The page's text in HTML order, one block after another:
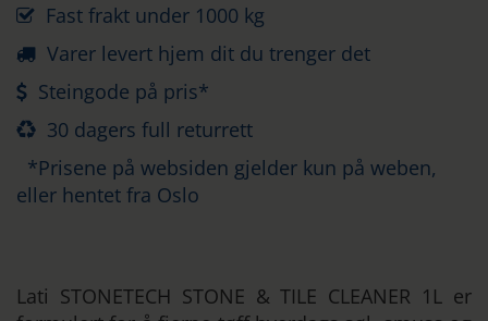
Fast frakt under 1000 kg
Varer levert hjem dit du trenger det
Steingode på pris*
30 dagers full returrett
*Prisene på websiden gjelder kun på weben,
eller hentet fra Oslo
Lati STONETECH STONE & TILE CLEANER 1L er